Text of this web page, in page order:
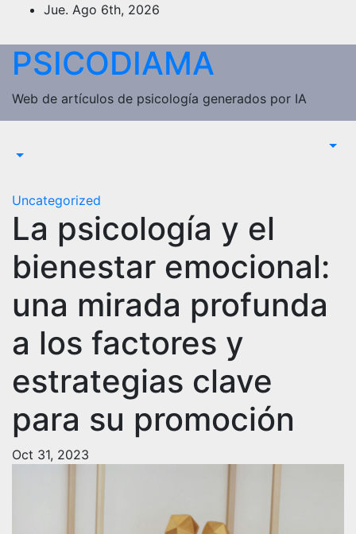
Saltar
contenido
Jue. Ago 6th, 2026
PSICODIAMA
Web de artículos de psicología generados por IA
Uncategorized
La psicología y el
bienestar emocional:
una mirada profunda
a los factores y
estrategias clave
para su promoción
Oct 31, 2023